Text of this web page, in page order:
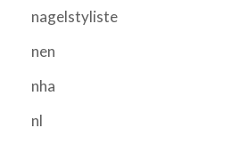
nagelstyliste
nen
nha
nl